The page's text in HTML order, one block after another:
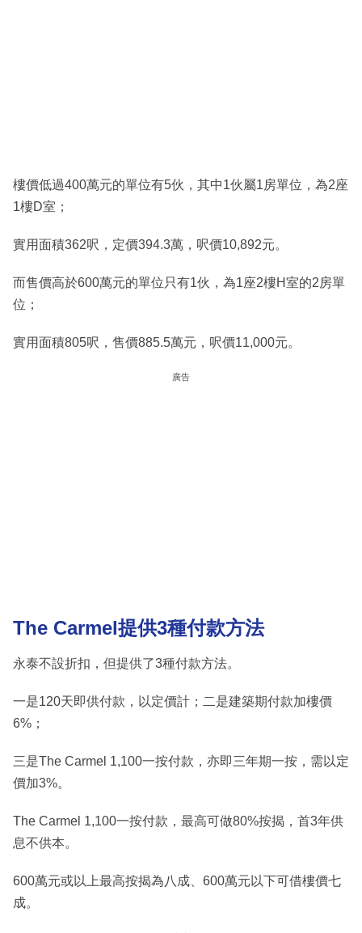
樓價低過400萬元的單位有5伙，其中1伙屬1房單位，為2座
1樓D室；
實用面積362呎，定價394.3萬，呎價10,892元。
而售價高於600萬元的單位只有1伙，為1座2樓H室的2房單
位；
實用面積805呎，售價885.5萬元，呎價11,000元。
廣告
The Carmel提供3種付款方法
永泰不設折扣，但提供了3種付款方法。
一是120天即供付款，以定價計；二是建築期付款加樓價
6%；
三是The Carmel 1,100一按付款，亦即三年期一按，需以定
價加3%。
The Carmel 1,100一按付款，最高可做80%按揭，首3年供
息不供本。
600萬元或以上最高按揭為八成、600萬元以下可借樓價七
成。